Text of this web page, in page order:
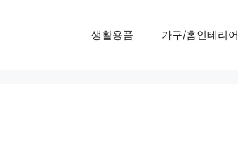
생활용품 가구/홈인테리어